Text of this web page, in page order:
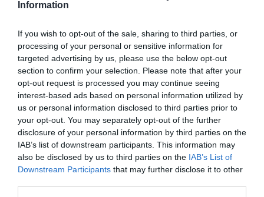
Information
If you wish to opt-out of the sale, sharing to third parties, or
processing of your personal or sensitive information for
targeted advertising by us, please use the below opt-out
section to confirm your selection. Please note that after your
opt-out request is processed you may continue seeing
interest-based ads based on personal information utilized by
us or personal information disclosed to third parties prior to
your opt-out. You may separately opt-out of the further
disclosure of your personal information by third parties on the
IAB’s list of downstream participants. This information may
also be disclosed by us to third parties on the IAB’s List of
Downstream Participants that may further disclose it to other